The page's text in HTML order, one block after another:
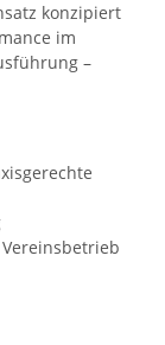
konzipiert
im
–